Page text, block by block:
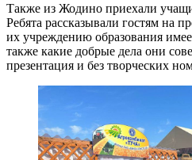
Также из Жодино приехали
Ребята рассказывали гостям на
их учреждению образования
также какие добрые дела они
презентация и без творческих